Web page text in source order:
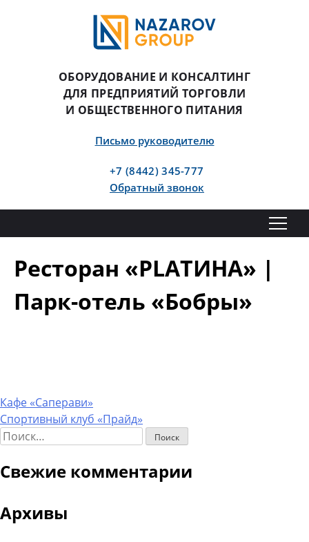
ОБОРУДОВАНИЕ И КОНСАЛТИНГ
ДЛЯ ПРЕДПРИЯТИЙ ТОРГОВЛИ
И ОБЩЕСТВЕННОГО ПИТАНИЯ
Письмо руководителю
+7 (8442) 345-777
Обратный звонок
Ресторан «PLATИНА» |
Парк-отель «Бобры»
Навигация
по
Кафе «Саперави»
Спортивный клуб «Прайд»
Найти:
Свежие комментарии
Архивы